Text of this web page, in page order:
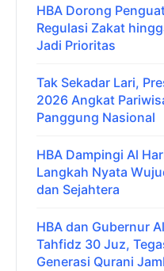
HBA Dorong
Regulasi Zakat
Jadi Prioritas
Tak Sekadar Lari,
2026 Angkat
Panggung Nasional
HBA Dampingi Al
Langkah Nyata
dan Sejahtera
HBA dan Gubernur
Tahfidz 30 Juz,
Generasi Qurani